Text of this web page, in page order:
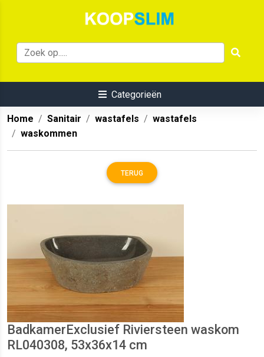
Categorieën
Home Sanitair wastafels
wastafels
waskommen
TERUG
BadkamerExclusief Riviersteen waskom
RL040308, 53x36x14 cm